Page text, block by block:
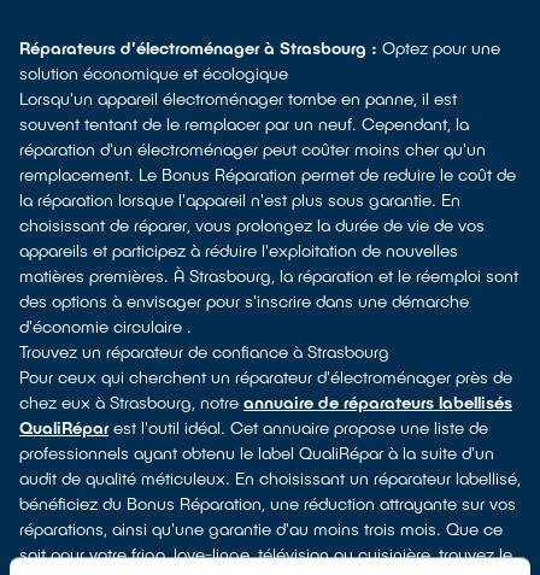
Réparateurs d'électroménager à Strasbourg : Optez pour une
solution économique et écologique
Lorsqu'un appareil électroménager tombe en panne, il est
souvent tentant de le remplacer par un neuf. Cependant, la
réparation d'un électroménager peut coûter moins cher qu'un
remplacement. Le Bonus Réparation permet de reduire le coût de
la réparation lorsque l'appareil n'est plus sous garantie. En
choisissant de réparer, vous prolongez la durée de vie de vos
appareils et participez à réduire l'exploitation de nouvelles
matières premières. À Strasbourg, la réparation et le réemploi sont
des options à envisager pour s'inscrire dans une démarche
d'économie circulaire .
Trouvez un réparateur de confiance à Strasbourg
Pour ceux qui cherchent un réparateur d'électroménager près de
chez eux à Strasbourg, notre annuaire de réparateurs labellisés
QualiRéparest l'outil idéal. Cet annuaire propose une liste de
professionnels ayant obtenu le label QualiRépar à la suite d'un
audit de qualité méticuleux. En choisissant un réparateur labellisé,
bénéficiez du Bonus Réparation, une réduction attrayante sur vos
réparations, ainsi qu'une garantie d'au moins trois mois. Que ce
soit pour votre frigo, lave-linge, télévision ou cuisinière, trouvez le